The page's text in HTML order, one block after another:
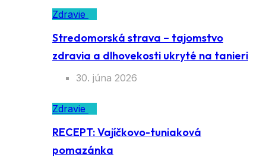
Zdravie
Stredomorská strava – tajomstvo
zdravia a dlhovekosti ukryté na tanieri
30. júna 2026
Zdravie
RECEPT: Vajíčkovo-tuniaková
pomazánka